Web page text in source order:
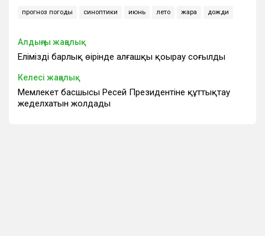
прогноз погоды синоптики июнь лето жара дожди
Алдыңғы жаңалық
Еліміздің барлық өңірінде алғашқы қоңырау соғылды
Келесі жаңалық
Мемлекет басшысы Ресей Президентіне құттықтау
жеделхатын жолдады